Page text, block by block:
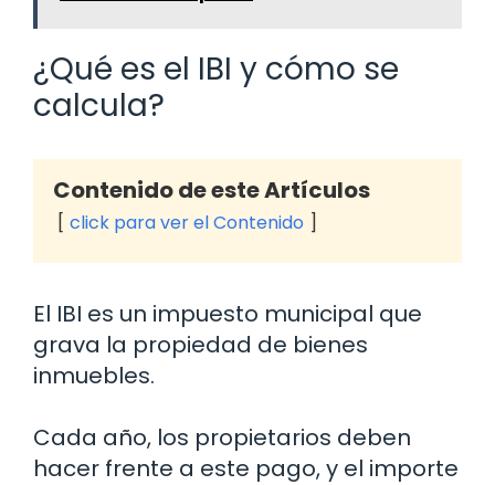
¿Qué es el IBI y cómo se
calcula?
Contenido de este Artículos
click para ver el Contenido
El IBI es un impuesto municipal que
grava la propiedad de bienes
inmuebles.
Cada año, los propietarios deben
hacer frente a este pago, y el importe